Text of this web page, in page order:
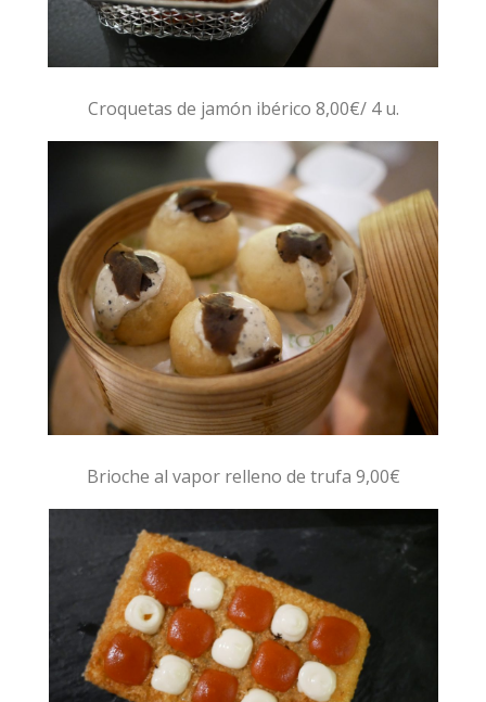
Croquetas de jamón ibérico 8,00€/ 4 u.
Brioche al vapor relleno de trufa 9,00€